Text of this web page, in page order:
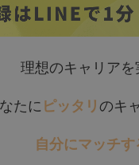
理想のキャリアを
たに ピッタリのキ
自分にマッチ